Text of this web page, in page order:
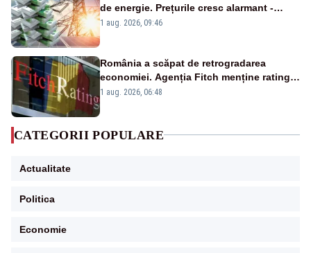
de energie. Prețurile cresc alarmant -
Analiză Realitatea Plus
1 aug. 2026, 09:46
România a scăpat de retrogradarea
economiei. Agenția Fitch menține ratingul
„BBB-” cu perspectivă negativă
1 aug. 2026, 06:48
CATEGORII POPULARE
Actualitate
Politica
Economie